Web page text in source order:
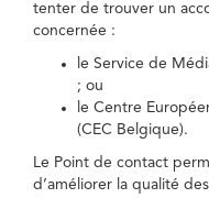
tenter de trouver un
concernée :
le Service de
; ou
le Centre
(CEC Belgique).
Le Point de contact
d’améliorer la qualité